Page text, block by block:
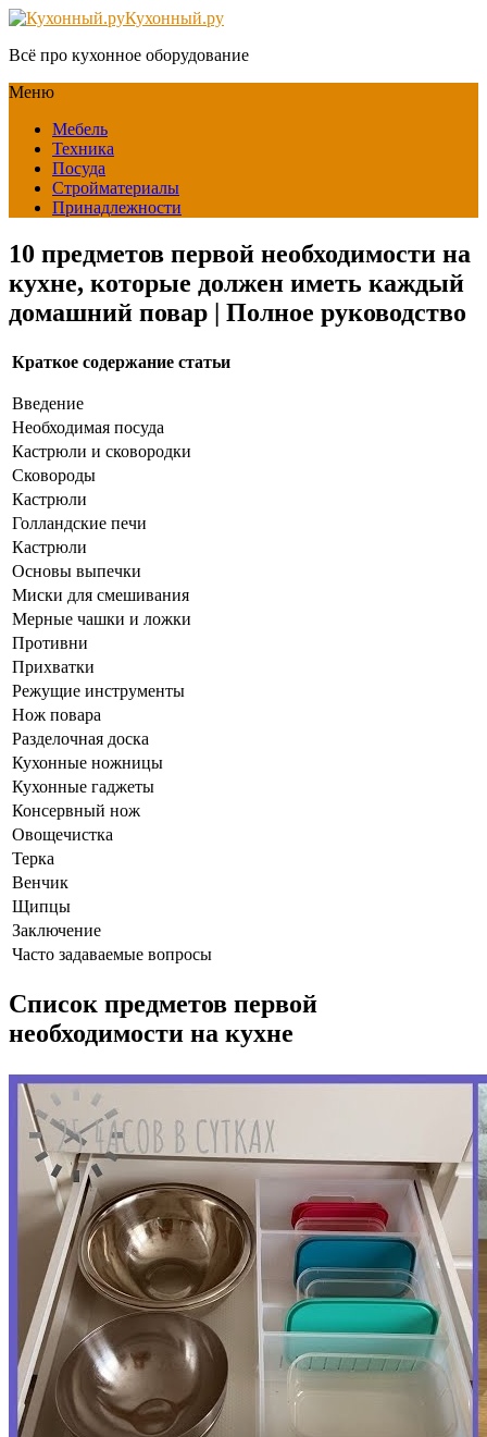
Кухонный.ру
Всё про кухонное оборудование
Меню
Мебель
Техника
Посуда
Стройматериалы
Принадлежности
10 предметов первой необходимости на
кухне, которые должен иметь каждый
домашний повар | Полное руководство
Краткое содержание статьи
Введение
Необходимая посуда
Кастрюли и сковородки
Сковороды
Кастрюли
Голландские печи
Кастрюли
Основы выпечки
Миски для смешивания
Мерные чашки и ложки
Противни
Прихватки
Режущие инструменты
Нож повара
Разделочная доска
Кухонные ножницы
Кухонные гаджеты
Консервный нож
Овощечистка
Терка
Венчик
Щипцы
Заключение
Часто задаваемые вопросы
Список предметов первой
необходимости на кухне